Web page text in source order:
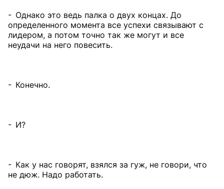
- Однако это ведь палка о двух концах. До
определенного момента все успехи связывают с
лидером, а потом точно так же могут и все
неудачи на него повесить.
- Конечно.
- И?
- Как у нас говорят, взялся за гуж, не говори, что
не дюж. Надо работать.